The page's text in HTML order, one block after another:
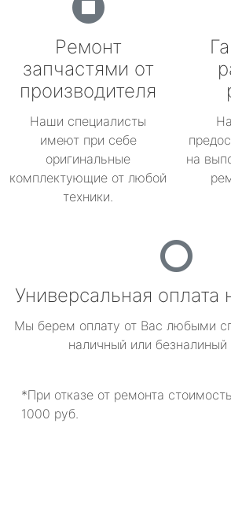
Ремонт
запчастями от
производителя
Наши специалисты
имеют при себе
оригинальные
комплектующие от любой
техники.
на
Универсальная оплата
Мы берем оплату от Вас любыми
наличный или безналиный
*При отказе от ремонта
1000 руб.